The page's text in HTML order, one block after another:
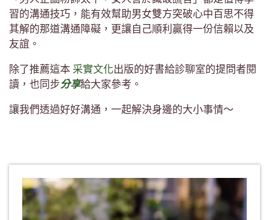
習的溝通技巧，能有效幫助男女雙方突破心中百思不得
其解的那道溝通障礙，更讓自己順利贏得一份信賴以及
友誼。
除了推薦這本 采實文化出版的好書給診聊室的提問者閱
讀，也同步分享給大家參考。
讓我們透過好好溝通，一起解決身邊的大小事情～